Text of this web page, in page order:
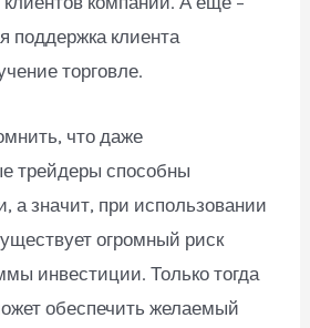
поддержка клиента
торговле.
что даже
трейдеры способны
а значит, при использовании
огромный риск
инвестиции. Только тогда
обеспечить желаемый